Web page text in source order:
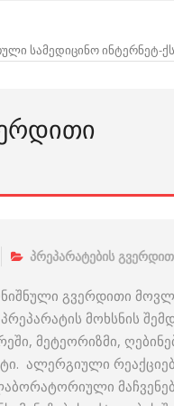
სამედიცინო ინტერნეტ-
პრეპარატების
გვერდითი
მოხსნის
მეტეორიზმი,
ალერგიული